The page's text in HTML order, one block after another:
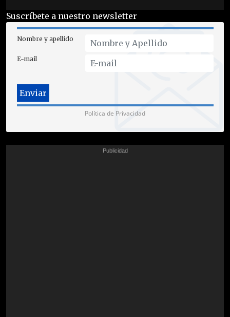
Suscríbete a nuestro newsletter
Nombre y apellido
E-mail
Política de Privacidad